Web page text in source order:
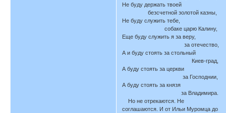
Не буду держать твоей
безсчетной золотой казны,
Не буду служить тебе,
собаке царю Калину,
Еще буду служить я за веру,
за отечество,
А и буду стоять за стольный
Киев-град,
А буду стоять за церкви
за Господнии,
А буду стоять за князя
за Владимира.
Но не отрекаются. Не
соглашаются. И от Ильи Муромца до